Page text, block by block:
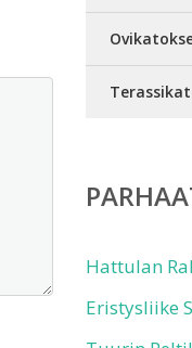
Hattulan
Eristysliike